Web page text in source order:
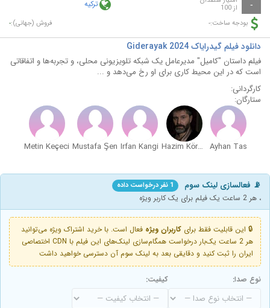
Video
- از 100 ترکیه
بودجه ساخت:- فروش (جهانی):-
دانلود فیلم گیدرایاک Giderayak 2024
فیلم داستان "کامیل" مدیرعامل یک شبکه تلویزیونی محلی، و تجربه‌ها و اتفاقاتی
است که در این محیط کاری برای او رخ می‌دهد و ...
کارگردانی:
ستارگان:
Ayhan Tas
Hazim Körmükcü
Irfan Kangi
Mustafa Şen
Metin Keçeci
📡 فعالسازی لینک سوم 1 نفر درخواست داده
، هر 2 ساعت یک فیلم برای یک کاربر ویژه
🔒 این قابلیت فقط برای کاربران ویژه فعال است. با خرید اشتراک ویژه می‌توانید
هر 2 ساعت یک‌بار درخواست همگام‌سازی لینک‌های این فیلم با CDN اختصاصی
ایران را ثبت کنید و دقایقی بعد به لینک سوم آن دسترسی خواهید داشت
نوع صدا: کیفیت: